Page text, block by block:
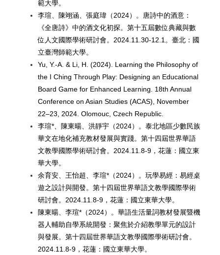
範大學。
李瑄、陳翊涵、張庭瑋（2024）。唐詩中的酒意：
《全唐詩》中的酒文化初探。第十五屆數位典藏與數
位人文國際學術研討會。2024.11.30-12.1。臺北：國
立臺灣師範大學。
Yu, Y.-A. & Li, H. (2024). Learning the Philosophy of
the I Ching Through Play: Designing an Educational
Board Game for Enhanced Learning. 18th Annual
Conference on Asian Studies (ACAS), November
22–23, 2024. Olomouc, Czech Republic.
李瑄*、陳東暘、洪靜宇（2024）。泰北地區少數民族
華文在地化補充教材發展與實踐。第十四屆世界華語
文教學國際學術研討會。2024.11.8-9，花蓮：國立東
華大學。
余育安、王怡超、李瑄*（2024）。玩學易經：易經桌
遊之設計與開發。第十四屆世界華語文教學國際學術
研討會。2024.11.8-9，花蓮：國立東華大學。
陳東暘、李瑄*（2024）。華語生活量詞教材發展暨機
器人輔助自學系統開發：聚焦於介紹教學單元的設計
與發展。第十四屆世界華語文教學國際學術研討會。
2024.11.8-9，花蓮：國立東華大學。